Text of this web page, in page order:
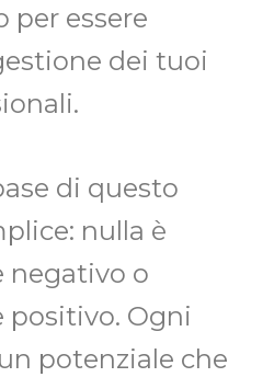
per essere
dei tuoi
di questo
nulla è
negativo o
Ogni
potenziale che